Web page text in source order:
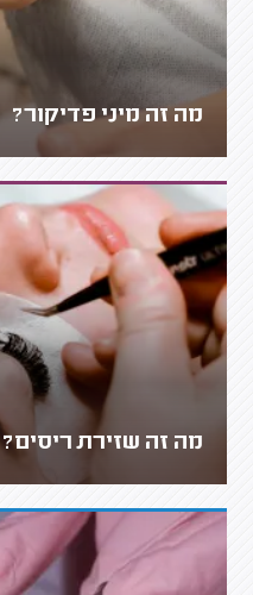
מה זה מיני פדיקור?
מה זה שזירת ריסים?